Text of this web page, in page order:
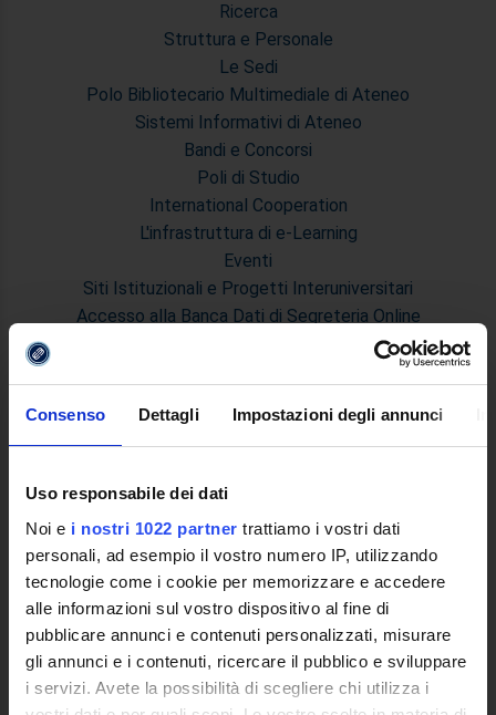
Consenso Dettagli Impostazioni degli annunci
Uso responsabile dei dati
Noi e i nostri 1022 partner trattiamo i vostri dati
personali, ad esempio il vostro numero IP, utilizzando
tecnologie come i cookie per memorizzare e accedere
alle informazioni sul vostro dispositivo al fine di
pubblicare annunci e contenuti personalizzati, misurare
gli annunci e i contenuti, ricercare il pubblico e sviluppare
i servizi. Avete la possibilità di scegliere chi utilizza i
Ricerca
Struttura e Personale
Le Sedi
Polo Bibliotecario Multimediale di Ateneo
Sistemi Informativi di Ateneo
Bandi e Concorsi
Poli di Studio
International Cooperation
L'infrastruttura di e-Learning
Eventi
Siti Istituzionali e Progetti Interuniversitari
Accesso alla Banca Dati di Segreteria Online
Posta Elettronica Certificata - PEC
DIDATTICA
Corsi di Perfezionamento
Percorsi abilitanti di formazione iniziale degli insegnanti
DPCM 4/8/23
Certificazioni e Alta Formazione Professionale
Corsi Singoli
Mondo Scuola - Corsi per Insegnanti
Riepilogo Offerta Formativa
Manifesto degli Studi